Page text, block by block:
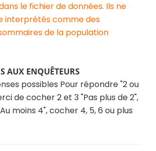
le fichier de données. Ils ne
interprétés comme des
de la population
AUX ENQUÊTEURS
possibles Pour répondre "2 ou
de cocher 2 et 3 "Pas plus de 2",
moins 4", cocher 4, 5, 6 ou plus